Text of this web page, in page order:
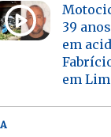
39
em
em